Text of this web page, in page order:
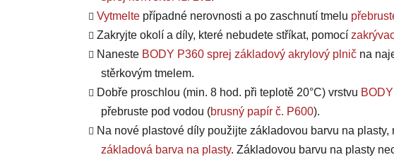
Vytmelte případné nerovnosti a po zaschnutí tmelu
Zakryjte okolí a díly, které nebudete stříkat, pomocí
Naneste BODY P360 sprej základový akrylový plnič na
stěrkovým tmelem.
Dobře proschlou (min. 8 hod. při teplotě 20°C) vrstvu
přebruste pod vodou (brusný papír č. P600).
Na nové plastové díly použijte základovou barvu na plasty,
základová barva na plasty. Základovou barvu na plasty